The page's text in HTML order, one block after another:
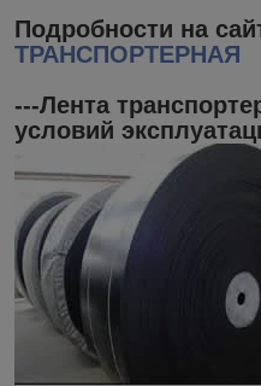
Подробности на
ТРАНСПОРТЕРНАЯ
---Лента
условий